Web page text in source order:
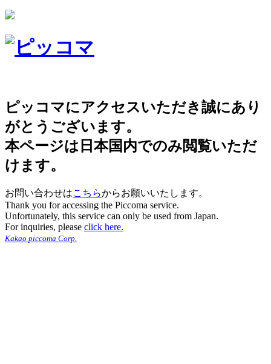
ピッコマにアクセスいただき誠にあり
がとうございます。
本ページは日本国内でのみ閲覧いただ
けます。
お問い合わせはこちらからお願いいたします。
Thank you for accessing the Piccoma service.
Unfortunately, this service can only be used from Japan.
For inquiries, please click here.
Kakao piccoma Corp.